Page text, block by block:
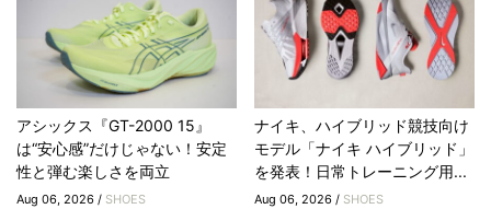
アシックス『GT-2000 15』
は“安心感”だけじゃない！安定
性と弾む楽しさを両立
Aug 06, 2026 / SHOES
ナイキ、ハイブリッド競技向け
モデル「ナイキ ハイブリッド」
を発表！日常トレーニング用...
Aug 06, 2026 / SHOES